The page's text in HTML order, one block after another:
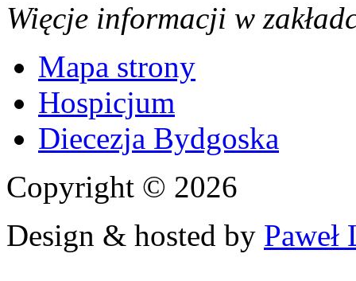
Więcje informacji w
Mapa strony
Hospicjum
Diecezja Bydgoska
Copyright © 2026
Design & hosted by